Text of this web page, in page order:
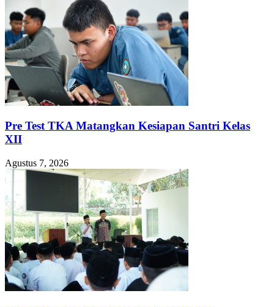
Pre Test TKA Matangkan Kesiapan Santri Kelas
XII
Agustus 7, 2026